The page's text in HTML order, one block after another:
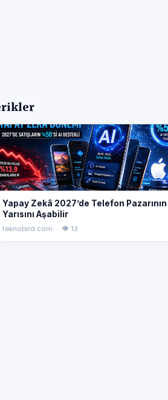
Yapay Zekâ 2027’de Telefon Pazarının
Yarısını Aşabilir
teknobird.com · 👁 13